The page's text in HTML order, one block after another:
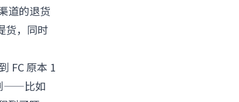
道的退货
货，同时
FC 原本 1
——比如